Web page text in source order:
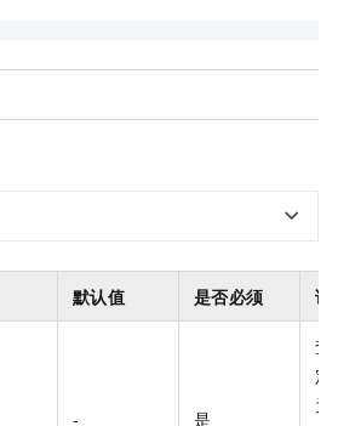
默认值 是否必须 说
- 是
查
定
为